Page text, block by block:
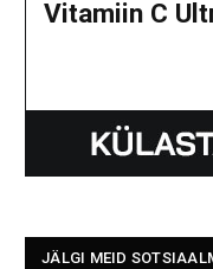
Vitamiin C
JÄLGI MEID